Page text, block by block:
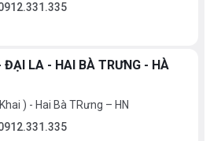
lượng, độ bẩn mà người dùng lựa
cơ bản phù hợp với máy của
ĐẠI LA - HAI BÀ TRƯNG - HÀ
) - Hai Bà TRưng – HN